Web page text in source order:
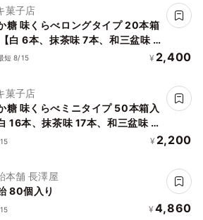
菓子店
糖 味くらべロングタイプ 20本箱
白 6本、抹茶味 7本、和三盆味 7
短 8/15 ¥ 2,400
菓子店
糖 味くらべミニタイプ 50本箱入
16本、抹茶味 17本、和三盆味 17
¥ 2,200
本舗 長澤屋
80個入り
¥ 4,860